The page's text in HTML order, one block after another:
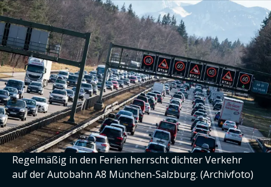
Regelmäßig in den Ferien herrscht dichter Verkehr
auf der Autobahn A8 München-Salzburg. (Archivfoto)